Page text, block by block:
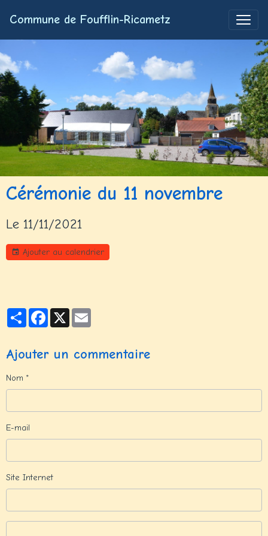
Commune de Foufflin-Ricametz
Cérémonie du 11 novembre
Le 11/11/2021
Ajouter au calendrier
PartagerFacebook
X
Ajouter un commentaire
Nom
E-mail
Site Internet